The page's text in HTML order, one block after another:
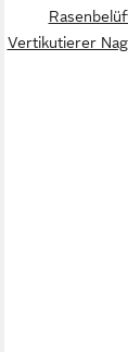
Vertikutierer